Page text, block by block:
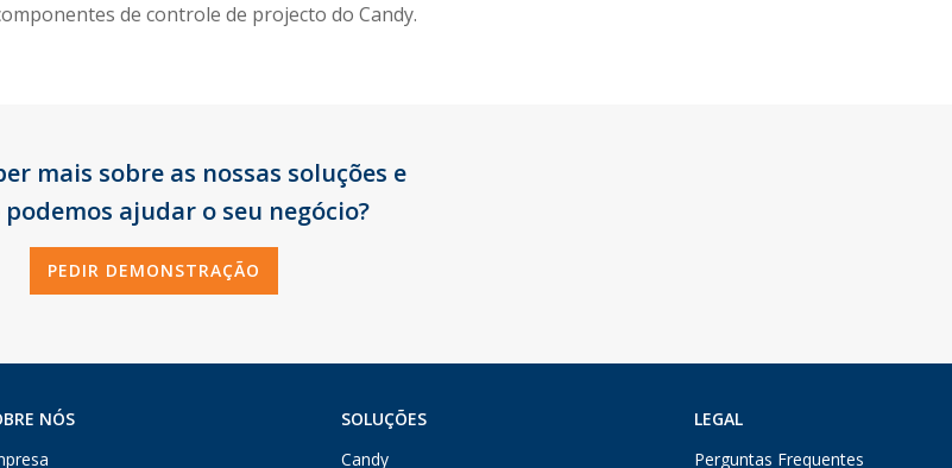
de controle de projecto do Candy.
mais sobre as nossas soluções e
podemos ajudar o seu negócio?
PEDIR DEMONSTRAÇÃO
NÓS
SOLUÇÕES
Candy
LEGAL
Perguntas Frequentes